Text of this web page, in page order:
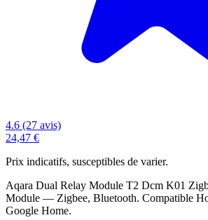
4.6 (27 avis)
24,47 €
Prix indicatifs, susceptibles de varier.
Aqara Dual Relay Module T2 Dcm K01
Module — Zigbee, Bluetooth. Compatible
Google Home.